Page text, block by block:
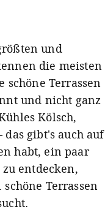
und
die meisten
schöne Terrassen
und nicht ganz
Kölsch,
das gibt's auch auf
habt, ein paar
entdecken,
Terrassen